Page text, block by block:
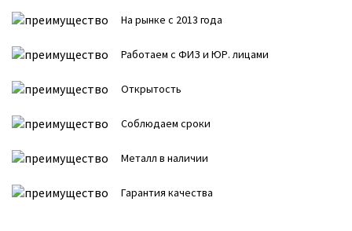
На рынке с 2013 года
Работаем с ФИЗ и ЮР. лицами
Открытость
Соблюдаем сроки
Металл в наличии
Гарантия качества